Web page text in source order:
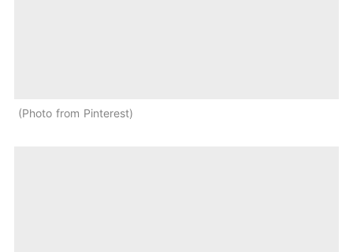
Photo from Pinterest